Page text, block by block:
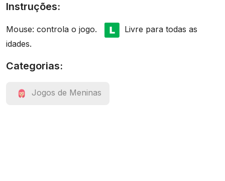
Instruções:
Mouse: controla o jogo.
Livre para todas as
idades.
Categorias:
Jogos de Meninas